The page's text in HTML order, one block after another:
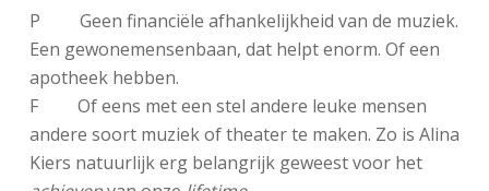
P Geen financiële afhankelijkheid van de muziek.
Een gewonemensenbaan, dat helpt enorm. Of een
apotheek hebben.
F Of eens met een stel andere leuke mensen
andere soort muziek of theater te maken. Zo is Alina
Kiers natuurlijk erg belangrijk geweest voor het